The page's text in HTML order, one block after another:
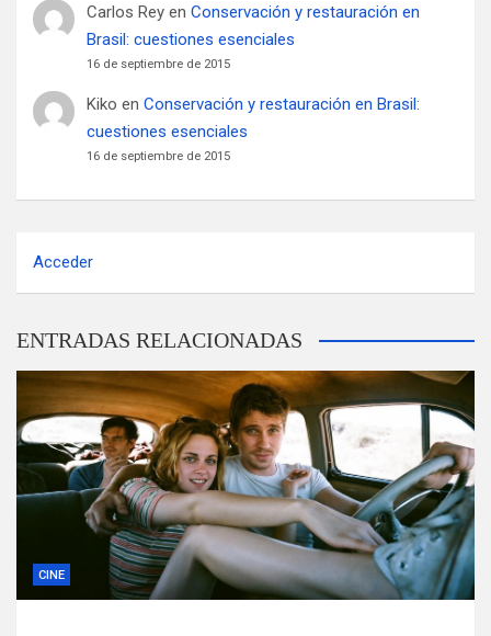
Carlos Reyen Conservación y restauración en
Brasil: cuestiones esenciales
16 de septiembre de 2015
Kiko en Conservación y restauración en Brasil:
cuestiones esenciales
16 de septiembre de 2015
Acceder
ENTRADAS RELACIONADAS
CINE